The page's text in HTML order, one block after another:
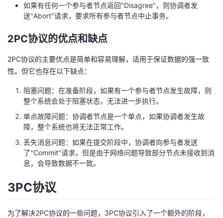
如果有任何一个参与者节点返回"Disagree"，则协调者发
送"Abort"请求，要求所有参与者节点中止事务。
2PC协议的优点和缺点
2PC协议的主要优点是简单和容易理解，适用于保证数据的强一致
性。但它也存在以下缺点：
阻塞问题：在准备阶段，如果有一个参与者节点发生故障，则
整个系统会处于阻塞状态，无法进一步执行。
单点故障问题：协调者节点是一个单点，如果协调者发生故
障，整个系统也将无法正常工作。
丢失消息问题：如果在提交阶段中，协调者向参与者发送
了"Commit"请求，但是由于网络问题导致部分节点未接收到消
息，会导致数据不一致。
3PC协议
为了解决2PC协议的一些问题，3PC协议引入了一个额外的阶段，